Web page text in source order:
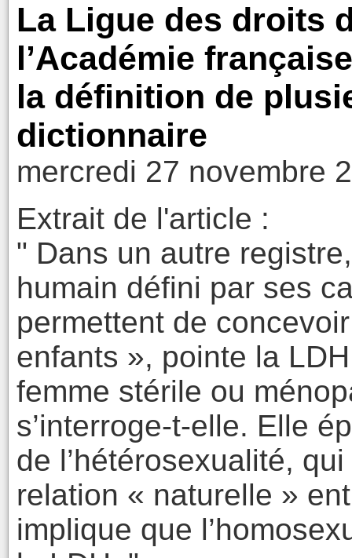
La Ligue des droits
l’Académie
la définition de
dictionnaire
mercredi 27 novembre
Extrait de l'article :
" Dans un autre
humain défini par ses
permettent de
enfants », pointe la
femme stérile ou
s’interroge-t-elle. Elle
de l’hétérosexualité,
relation « naturelle »
implique que